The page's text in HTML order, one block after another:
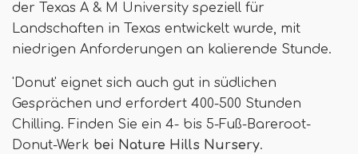
der Texas A & M University speziell für
Landschaften in Texas entwickelt wurde, mit
niedrigen Anforderungen an kalierende Stunde.
'Donut' eignet sich auch gut in südlichen
Gesprächen und erfordert 400-500 Stunden
Chilling. Finden Sie ein 4- bis 5-Fuß-Bareroot-
Donut-Werk bei Nature Hills Nursery.